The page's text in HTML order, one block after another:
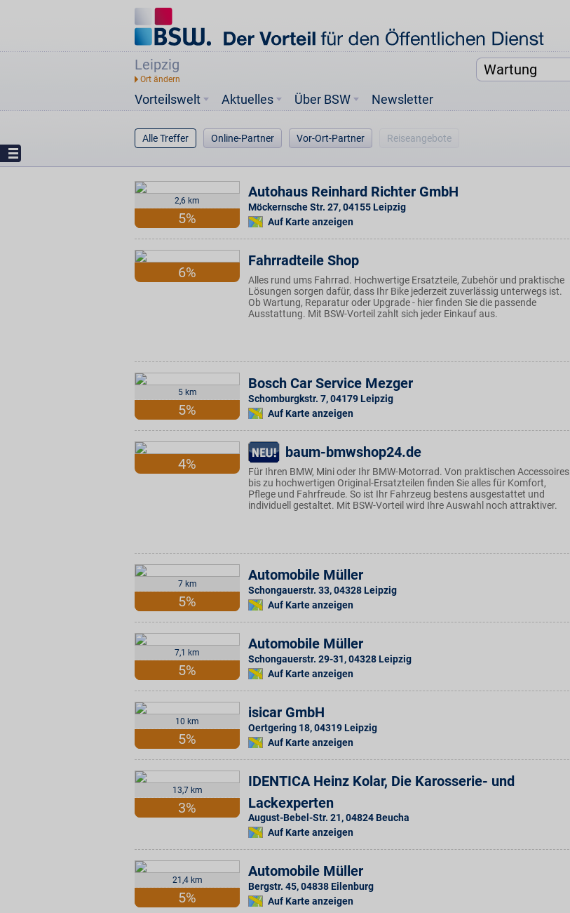
Leipzig
Vorteilswelt Aktuelles Über BSW Newsletter
Alle Treffer Online-Partner Vor-Ort-Partner Reiseangebote
2,6 km
5%
Autohaus Reinhard Richter GmbH
Möckernsche Str. 27,04155 Leipzig
Auf Karte anzeigen
6%
Fahrradteile Shop
Alles rund ums Fahrrad. Hochwertige Ersatzteile, Zubehör und praktische
Lösungen sorgen dafür, dass Ihr Bike jederzeit zuverlässig unterwegs ist.
Ob Wartung, Reparatur oder Upgrade - hier finden Sie die passende
Ausstattung. Mit BSW-Vorteil zahlt sich jeder Einkauf aus.
5 km
5%
Bosch Car Service Mezger
Schomburgkstr. 7,04179 Leipzig
Auf Karte anzeigen
4%
baum-bmwshop24.de
Für Ihren BMW, Mini oder Ihr BMW-Motorrad. Von praktischen Accessoires
bis zu hochwertigen Original-Ersatzteilen finden Sie alles für Komfort,
Pflege und Fahrfreude. So ist Ihr Fahrzeug bestens ausgestattet und
individuell gestaltet. Mit BSW-Vorteil wird Ihre Auswahl noch attraktiver.
7 km
5%
Automobile Müller
Schongauerstr. 33,04328 Leipzig
Auf Karte anzeigen
7,1 km
5%
Automobile Müller
Schongauerstr. 29-31,04328 Leipzig
Auf Karte anzeigen
10 km
5%
isicar GmbH
Oertgering 18,04319 Leipzig
Auf Karte anzeigen
13,7 km
3%
IDENTICA Heinz Kolar, Die Karosserie- und
Lackexperten
August-Bebel-Str. 21,04824 Beucha
Auf Karte anzeigen
21,4 km
5%
Automobile Müller
Bergstr. 45,04838 Eilenburg
Auf Karte anzeigen